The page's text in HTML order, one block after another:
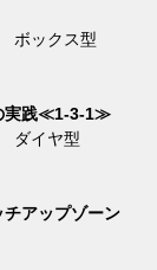
ックス型
実践≪1-3-1≫
ダイヤ型
アップゾーン